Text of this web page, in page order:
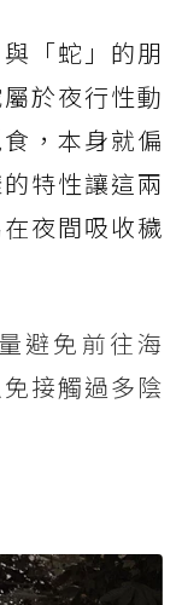
「蛇」的朋
於夜行性動
，本身就偏
特性讓這兩
夜間吸收穢
避免前往海
接觸過多陰